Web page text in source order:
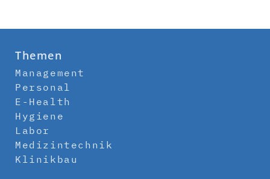
Themen
Management
Personal
E-Health
Hygiene
Labor
Medizintechnik
Klinikbau